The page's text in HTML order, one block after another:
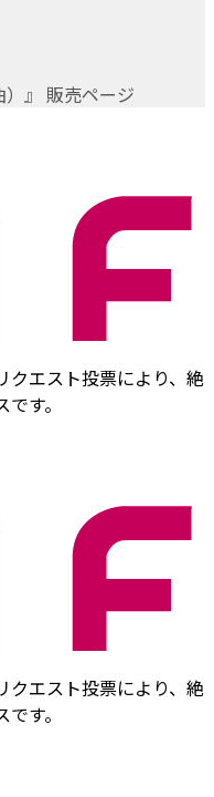
）』 販売ページ
クエスト投票により、絶
す。
クエスト投票により、絶
す。